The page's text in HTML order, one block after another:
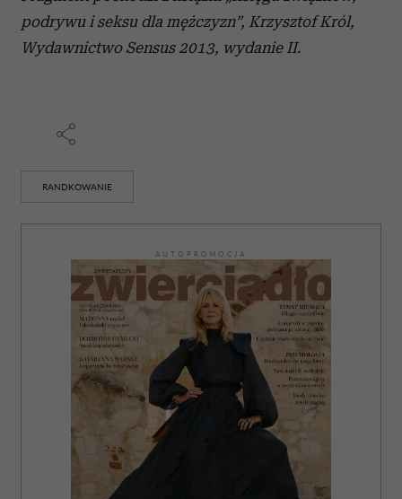
otrzymanymi od Ciebie lub uzyskanymi podczas
korzystania z ich usług.
podrywu i seksu dla mężczyzn”, Krzysztof Król,
Wydawnictwo Sensus 2013, wydanie II.
RANDKOWANIE
AUTOPROMOCJA